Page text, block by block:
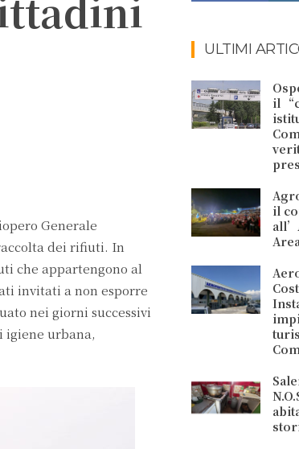
Generale
dei rifiuti. In
che appartengono al
invitati a non esporre
nei giorni successivi
igiene urbana,
ULTIMI
il
il